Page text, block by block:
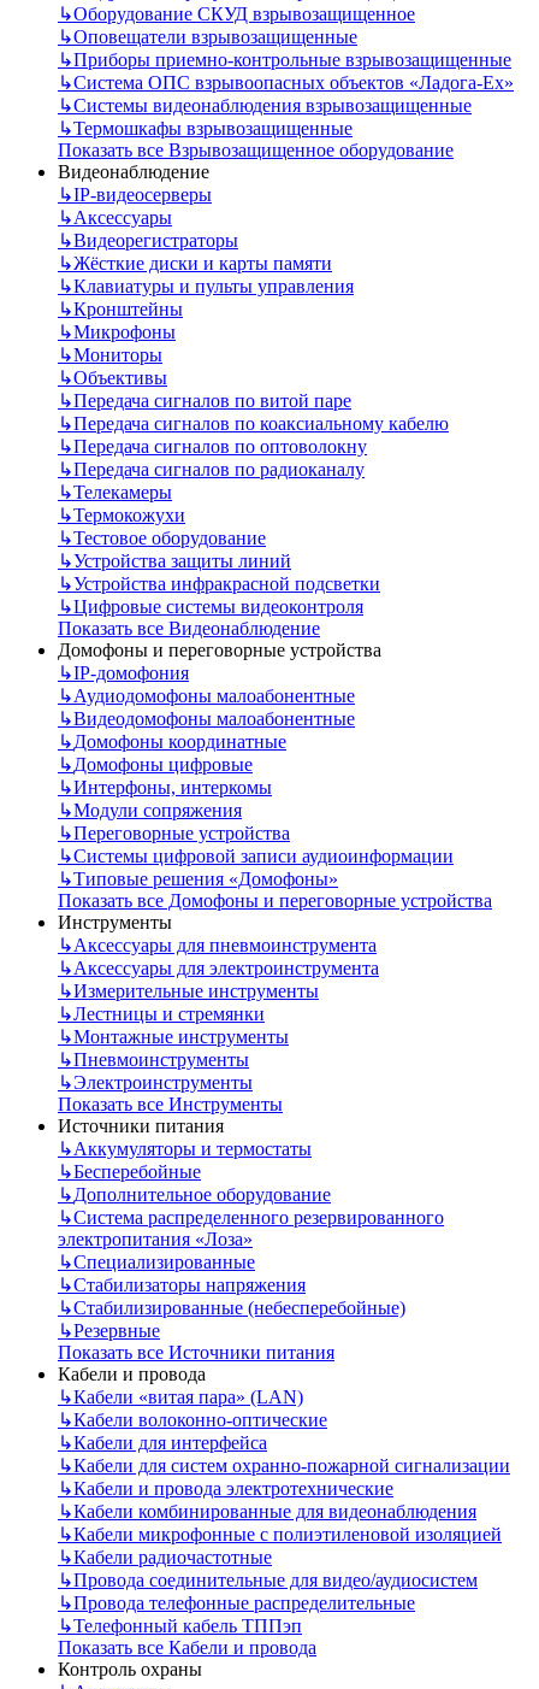
↳Оборудование СКУД взрывозащищенное
↳Оповещатели взрывозащищенные
↳Приборы приемно-контрольные взрывозащищенные
↳Система ОПС взрывоопасных объектов «Ладога-Ex»
↳Системы видеонаблюдения взрывозащищенные
↳Термошкафы взрывозащищенные
Показать все Взрывозащищенное оборудование
Видеонаблюдение
↳IP-видеосерверы
↳Аксессуары
↳Видеорегистраторы
↳Жёсткие диски и карты памяти
↳Клавиатуры и пульты управления
↳Кронштейны
↳Микрофоны
↳Мониторы
↳Объективы
↳Передача сигналов по витой паре
↳Передача сигналов по коаксиальному кабелю
↳Передача сигналов по оптоволокну
↳Передача сигналов по радиоканалу
↳Телекамеры
↳Термокожухи
↳Тестовое оборудование
↳Устройства защиты линий
↳Устройства инфракрасной подсветки
↳Цифровые системы видеоконтроля
Показать все Видеонаблюдение
Домофоны и переговорные устройства
↳IP-домофония
↳Аудиодомофоны малоабонентные
↳Видеодомофоны малоабонентные
↳Домофоны координатные
↳Домофоны цифровые
↳Интерфоны, интеркомы
↳Модули сопряжения
↳Переговорные устройства
↳Системы цифровой записи аудиоинформации
↳Типовые решения «Домофоны»
Показать все Домофоны и переговорные устройства
Инструменты
↳Аксессуары для пневмоинструмента
↳Аксессуары для электроинструмента
↳Измерительные инструменты
↳Лестницы и стремянки
↳Монтажные инструменты
↳Пневмоинструменты
↳Электроинструменты
Показать все Инструменты
Источники питания
↳Аккумуляторы и термостаты
↳Бесперебойные
↳Дополнительное оборудование
↳Система распределенного резервированного
электропитания «Лоза»
↳Специализированные
↳Стабилизаторы напряжения
↳Стабилизированные (небесперебойные)
↳Резервные
Показать все Источники питания
Кабели и провода
↳Кабели «витая пара» (LAN)
↳Кабели волоконно-оптические
↳Кабели для интерфейса
↳Кабели для систем охранно-пожарной сигнализации
↳Кабели и провода электротехнические
↳Кабели комбинированные для видеонаблюдения
↳Кабели микрофонные с полиэтиленовой изоляцией
↳Кабели радиочастотные
↳Провода соединительные для видео/аудиосистем
↳Провода телефонные распределительные
↳Телефонный кабель ТППэп
Показать все Кабели и провода
Контроль охраны